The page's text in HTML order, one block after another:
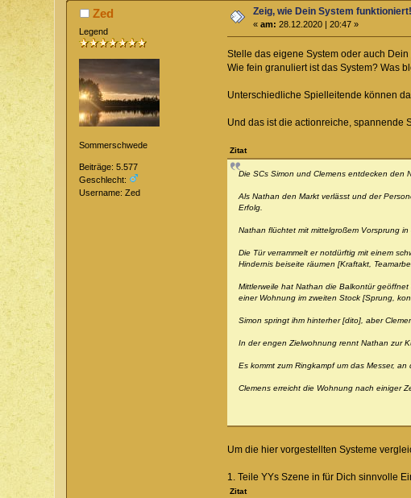
Zed
Legend
Sommerschwede
Beiträge: 5.577
Geschlecht:
Username: Zed
Zeig, wie Dein System funktioniert!
«am: 28.12.2020 | 20:47 »
Stelle das eigene System oder auch
Wie fein granuliert ist das System? Was
Unterschiedliche Spielleitende können
Und das ist die actionreiche, spannende
Zitat
Die SCs Simon und Clemens entdecken den
Als Nathan den Markt verlässt und der
Erfolg.
Nathan flüchtet mit mittelgroßem Vorsprung
Die Tür verrammelt er notdürftig mit einem
Hindernis beiseite räumen [Kraftakt,
Mittlerweile hat Nathan die Balkontür
einer Wohnung im zweiten Stock [Sprung,
Simon springt ihm hinterher [dito], aber
In der engen Zielwohnung rennt Nathan zur
Es kommt zum Ringkampf um das Messer,
Clemens erreicht die Wohnung nach einiger
Um die hier vorgestellten Systeme
1. Teile YYs Szene in für Dich sinnvolle
Zitat